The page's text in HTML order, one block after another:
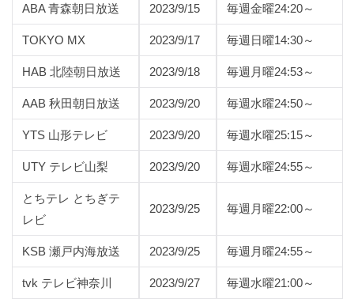
ABA 青森朝日放送 2023/9/15 毎週金曜24:20～
TOKYO MX 2023/9/17 毎週日曜14:30～
HAB 北陸朝日放送 2023/9/18 毎週月曜24:53～
AAB 秋田朝日放送 2023/9/20 毎週水曜24:50～
YTS 山形テレビ 2023/9/20 毎週水曜25:15～
UTY テレビ山梨 2023/9/20 毎週水曜24:55～
とちテレ とちぎテ
レビ
2023/9/25 毎週月曜22:00～
KSB 瀬戸内海放送 2023/9/25 毎週月曜24:55～
tvk テレビ神奈川 2023/9/27 毎週水曜21:00～